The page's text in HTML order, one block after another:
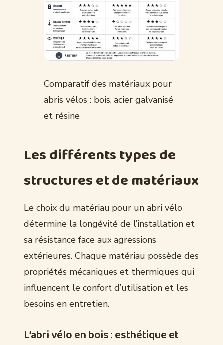
Comparatif des matériaux pour
abris vélos : bois, acier galvanisé
et résine
Les différents types de
structures et de matériaux
Le choix du matériau pour un abri vélo
détermine la longévité de l’installation et
sa résistance face aux agressions
extérieures. Chaque matériau possède des
propriétés mécaniques et thermiques qui
influencent le confort d’utilisation et les
besoins en entretien.
L’abri vélo en bois : esthétique et